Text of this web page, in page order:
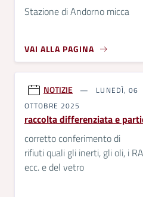
Stazione di Andorno micca
VAI ALLA PAGINA
NOTIZIE
LUNEDÌ, 06
OTTOBRE 2025
raccolta differenziata e
corretto conferimento di
rifiuti quali gli inerti, gli oli, i
ecc. e del vetro